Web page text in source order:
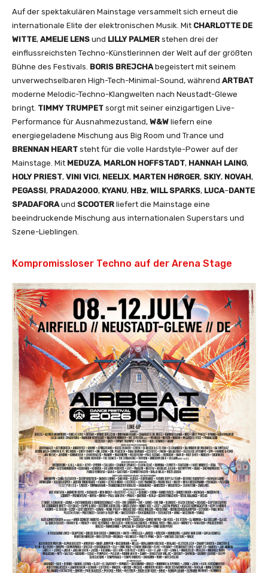
Auf der spektakulären Mainstage versammelt sich erneut die
internationale Elite der elektronischen Musik. Mit CHARLOTTE DE
WITTE, AMELIE LENS und LILLY PALMER stehen drei der
einflussreichsten Techno-Künstlerinnen der Welt auf der größten
Bühne des Festivals. BORIS BREJCHA begeistert mit seinem
unverwechselbaren High-Tech-Minimal-Sound, während ARTBAT
moderne Melodic-Techno-Klangwelten nach Neustadt-Glewe
bringt. TIMMY TRUMPET sorgt mit seiner einzigartigen Live-
Performance für Ausnahmezustand, W&W liefern eine
energiegeladene Mischung aus Big Room und Trance und
BRENNAN HEART steht für die volle Hardstyle-Power auf der
Mainstage. Mit MEDUZA, MARLON HOFFSTADT, HANNAH LAING,
HOLY PRIEST, VINI VICI, NEELIX, MARTEN HØRGER, SKIY, NOVAH,
PEGASSI, PRADA2000, KYANU, HBz, WILL SPARKS, LUCA–DANTE
SPADAFORA und SCOOTER liefert die Mainstage eine
beeindruckende Mischung aus internationalen Superstars und
Szene-Lieblingen.
Kompromissloser Techno auf der Arena Stage